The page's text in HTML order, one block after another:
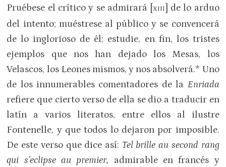
Pruébese el crítico y se admirará [
XIII
] de lo arduo
del intento; muéstrese al público y se convencerá
de lo inglorioso de él; estudie, en fin, los tristes
ejemplos que nos han dejado los Mesas, los
Velascos, los Leones mismos, y nos absolverá.* Uno
de los innumerables comentadores de la Enriada
refiere que cierto verso de ella se dio a traducir en
latín a varios literatos, entre ellos al ilustre
Fontenelle, y que todos lo dejaron por imposible.
De este verso que dice así: Tel brille au second rang
qui s’eclipse au premier, admirable en francés y